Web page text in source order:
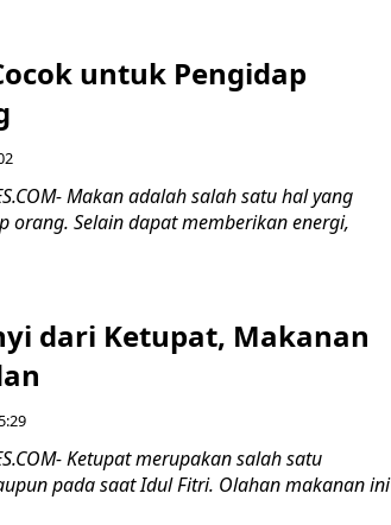
untuk Pengidap
Makan adalah salah satu hal yang
orang. Selain dapat memberikan energi,
dari Ketupat, Makanan
Ketupat merupakan salah satu
pada saat Idul Fitri. Olahan makanan ini